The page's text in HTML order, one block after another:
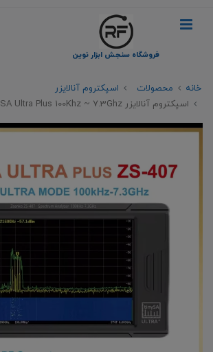
فروشگاه سنجش ابزار نوین
خانه محصولات
اسپکتروم آنالایزر
اسپکتروم آنالایزر Tiny SA Ultra Plus 100Khz ~ 7.3Ghz